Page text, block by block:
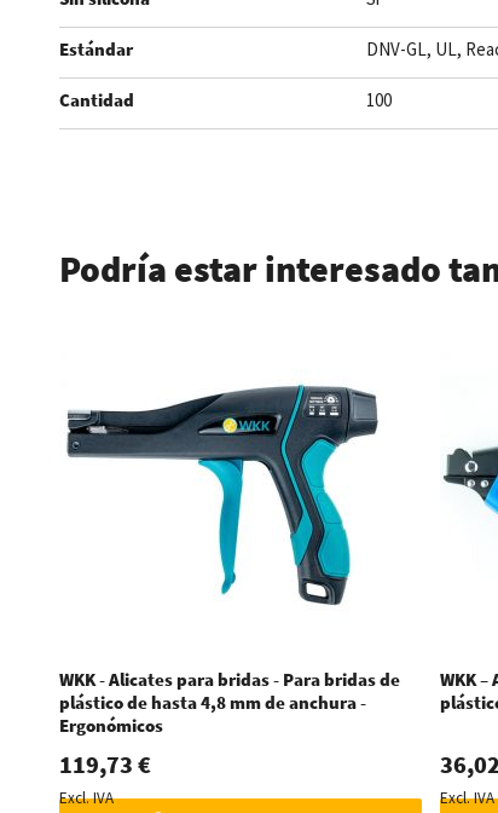
Estándar DNV-GL, UL,
Cantidad 100
Podría estar interesado
WKK - Alicates para bridas - Para bridas de
plástico de hasta 4,8 mm de anchura -
Ergonómicos
119,73 €
Excl. IVA
WKK
Excl. IVA